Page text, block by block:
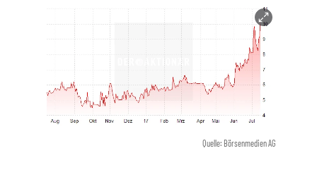
Quelle: Börsenmedien AG